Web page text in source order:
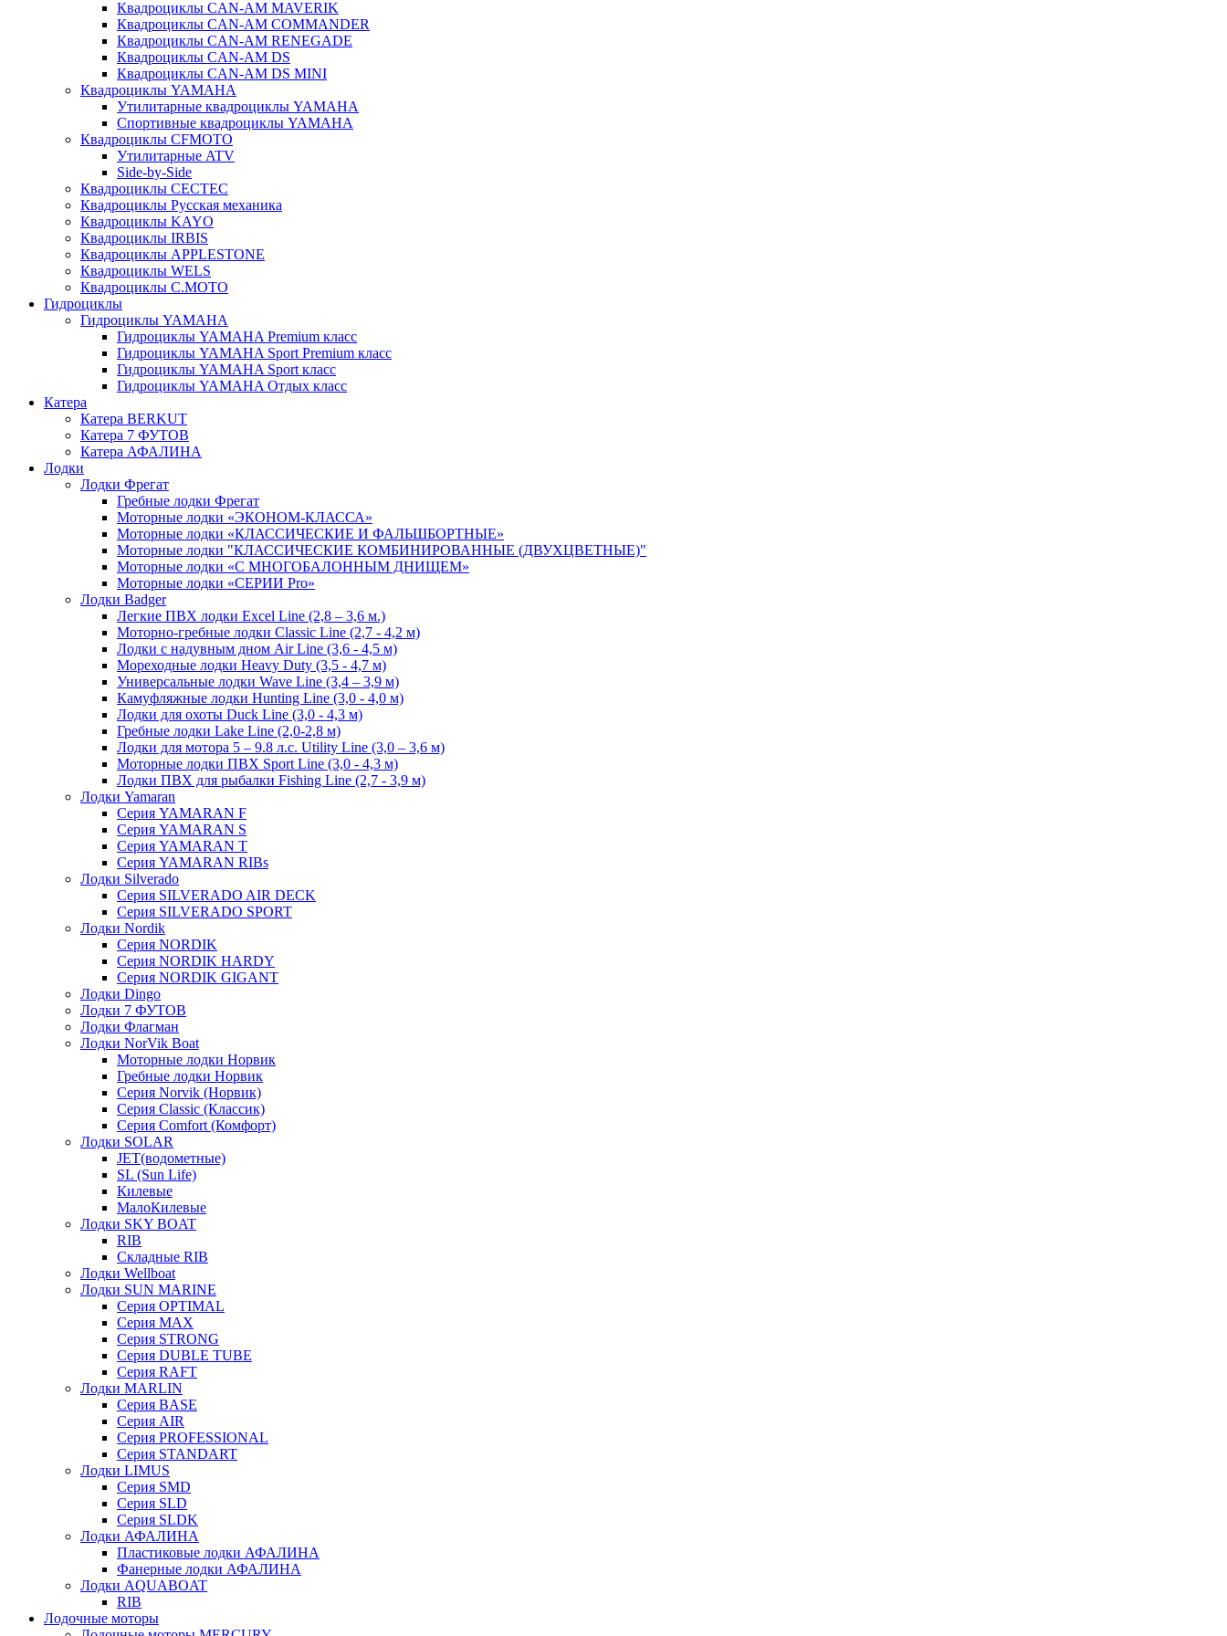
Квадроциклы CAN-AM MAVERIK
Квадроциклы CAN-AM COMMANDER
Квадроциклы CAN-AM RENEGADE
Квадроциклы CAN-AM DS
Квадроциклы CAN-AM DS MINI
Квадроциклы YAMAHA
Утилитарные квадроциклы YAMAHA
Спортивные квадроциклы YAMAHA
Квадроциклы CFMOTO
Утилитарные ATV
Side-by-Side
Квадроциклы CECTEC
Квадроциклы Русская механика
Квадроциклы KAYO
Квадроциклы IRBIS
Квадроциклы APPLESTONE
Квадроциклы WELS
Квадроциклы C.MOTO
Гидроциклы
Гидроциклы YAMAHA
Гидроциклы YAMAHA Premium класс
Гидроциклы YAMAHA Sport Premium класс
Гидроциклы YAMAHA Sport класс
Гидроциклы YAMAHA Отдых класс
Катера
Катера BERKUT
Катера 7 ФУТОВ
Катера АФАЛИНА
Лодки
Лодки Фрегат
Гребные лодки Фрегат
Моторные лодки «ЭКОНОМ-КЛАССА»
Моторные лодки «КЛАССИЧЕСКИЕ И ФАЛЬШБОРТНЫЕ»
Моторные лодки "КЛАССИЧЕСКИЕ КОМБИНИРОВАННЫЕ (ДВУХЦВЕТНЫЕ)"
Моторные лодки «С МНОГОБАЛОННЫМ ДНИЩЕМ»
Моторные лодки «СЕРИИ Pro»
Лодки Badger
Легкие ПВХ лодки Excel Line (2,8 – 3,6 м.)
Моторно-гребные лодки Classic Line (2,7 - 4,2 м)
Лодки с надувным дном Air Line (3,6 - 4,5 м)
Мореходные лодки Heavy Duty (3,5 - 4,7 м)
Универсальные лодки Wave Line (3,4 – 3,9 м)
Камуфляжные лодки Hunting Line (3,0 - 4,0 м)
Лодки для охоты Duck Line (3,0 - 4,3 м)
Гребные лодки Lake Line (2,0-2,8 м)
Лодки для мотора 5 – 9.8 л.с. Utility Line (3,0 – 3,6 м)
Моторные лодки ПВХ Sport Line (3,0 - 4,3 м)
Лодки ПВХ для рыбалки Fishing Line (2,7 - 3,9 м)
Лодки Yamaran
Серия YAMARAN F
Серия YAMARAN S
Серия YAMARAN T
Серия YAMARAN RIBs
Лодки Silverado
Серия SILVERADO AIR DECK
Серия SILVERADO SPORT
Лодки Nordik
Серия NORDIK
Серия NORDIK HARDY
Серия NORDIK GIGANT
Лодки Dingo
Лодки 7 ФУТОВ
Лодки Флагман
Лодки NorVik Boat
Моторные лодки Норвик
Гребные лодки Норвик
Серия Norvik (Норвик)
Серия Classic (Классик)
Серия Comfort (Комфорт)
Лодки SOLAR
JET(водометные)
SL (Sun Life)
Килевые
МалоКилевые
Лодки SKY BOAT
RIB
Складные RIB
Лодки Wellboat
Лодки SUN MARINE
Серия OPTIMAL
Cерия MAX
Cерия STRONG
Серия DUBLE TUBE
Серия RAFT
Лодки MARLIN
Серия BASE
Серия AIR
Серия PROFESSIONAL
Серия STANDART
Лодки LIMUS
Серия SMD
Серия SLD
Серия SLDK
Лодки АФАЛИНА
Пластиковые лодки АФАЛИНА
Фанерные лодки АФАЛИНА
Лодки AQUABOAT
RIB
Лодочные моторы